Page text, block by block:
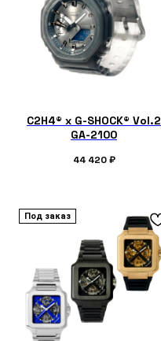
C2H4® x G-SHOCK® Vol.2
GA-2100
44 420 ₽
Под заказ